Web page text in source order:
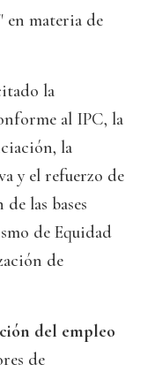
materia de
la
al IPC, la
la
y el refuerzo de
las bases
de Equidad
de
del empleo
de